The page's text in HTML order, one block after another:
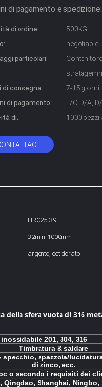
di pagamento e spedizione:
di ordine
500KG
negotiable
particolari:
di consegna:
7-15 giorni
di pagamento:
L/C, D/A,
di
1000 pezzi
HRC25-39
32mm-1000mm
argento, ect dorato
della sfera vuota di 316
201, 304, 316
Timbratura & saldare
specchio, spazzola/
di zinco, ecc.
o secondo i requisiti dei
Qingdao, Shanghai, Ningbo,